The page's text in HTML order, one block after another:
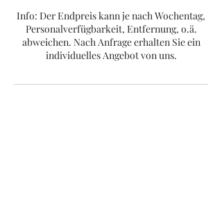
Info: Der Endpreis kann je nach Wochentag,
Personalverfügbarkeit, Entfernung, o.ä.
abweichen. Nach Anfrage erhalten Sie ein
individuelles Angebot von uns.